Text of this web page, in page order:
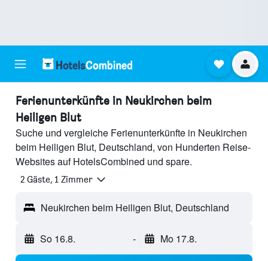
Ferienunterkünfte in Neukirchen beim
Heiligen Blut
Suche und vergleiche Ferienunterkünfte in Neukirchen
beim Heiligen Blut, Deutschland, von Hunderten Reise-
Websites auf HotelsCombined und spare.
2 Gäste, 1 Zimmer
Neukirchen beim Heiligen Blut, Deutschland
So 16.8. - Mo 17.8.